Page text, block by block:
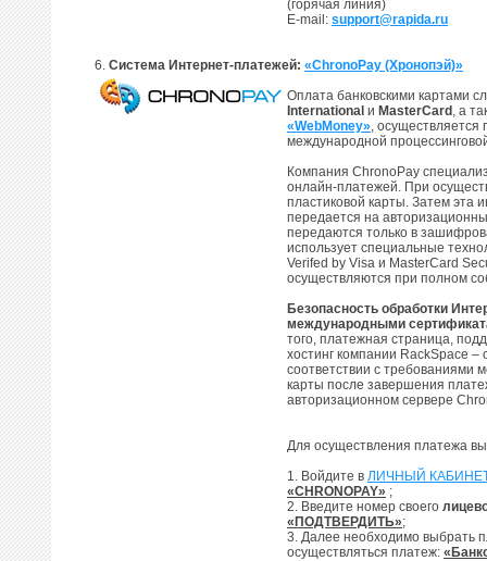
(горячая линия)
E-mail: support@rapida.ru
6. Система Интернет-платежей: «ChronoPay (Хронопэй)»
Оплата банковскими картами
International и MasterCard , а
«WebMoney»,
международной
Компания ChronoPay
онлайн-платежей. При
пластиковой карты. Затем
передается на
передаются только в
использует специальные
Verifed by Visa и MasterCard
осуществляются при полном
Безопасность обработки
международными
того, платежная страница,
хостинг компании RackSpace
соответствии с
карты после завершения
авторизационном сервере
Для осуществления платежа
1. Войдите в ЛИЧНЫЙ
«CHRONOPAY» ;
2. Введите номер своего
«ПОДТВЕРДИТЬ»;
3. Далее необходимо выбрать
осуществляться платеж: